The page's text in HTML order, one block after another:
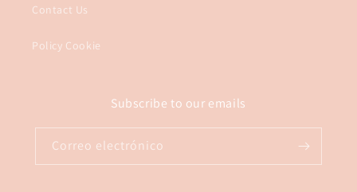
Contact Us
Policy Cookie
Subscribe to our emails
Correo electrónico